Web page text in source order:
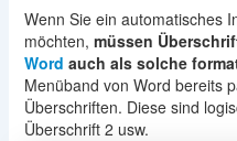
Wenn Sie ein automatisches
möchten, müssen
Word auch als solche
Menüband von Word bereits
Überschriften. Diese sind
Überschrift 2 usw.